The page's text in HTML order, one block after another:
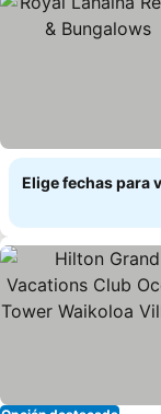
Elige fechas para